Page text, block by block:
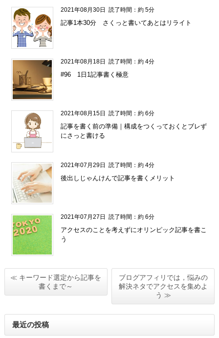
2021年08月30日 読了時間：約 5分
記事1本30分 さくっと書いてあとはリライト
2021年08月18日 読了時間：約 4分
#96 1日1記事書く極意
2021年08月15日 読了時間：約 6分
記事を書く前の準備｜構成をつくっておくとブレず
にさっと書ける
2021年07月29日 読了時間：約 4分
後出しじゃんけんで記事を書くメリット
2021年07月27日 読了時間：約 6分
アクセスのことを考えずにオリンピック記事を書こ
う
≪ キーワード選定から記事を
書くまで～
ブログアフィリでは，悩みの
解決ネタでアクセスを集めよ
う ≫
最近の投稿